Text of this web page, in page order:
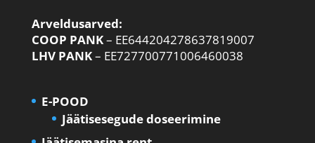
Arveldusarved:
COOP PANK– EE644204278637819007
LHV PANK– EE727700771006460038
E-POOD
Jäätisesegude doseerimine